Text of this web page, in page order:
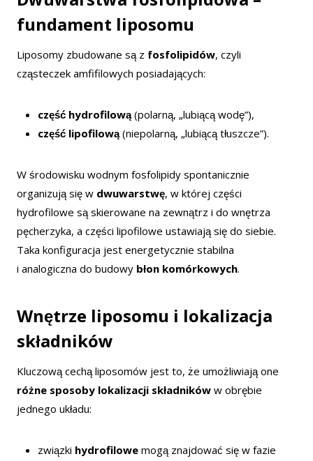
fundament liposomu
Liposomy zbudowane są z fosfolipidów, czyli
cząsteczek amfifilowych posiadających:
część hydrofilową(polarną, „lubiącą wodę”),
część lipofilową(niepolarną, „lubiącą tłuszcze”).
W środowisku wodnym fosfolipidy spontanicznie
organizują się w dwuwarstwę, w której części
hydrofilowe są skierowane na zewnątrz i do wnętrza
pęcherzyka, a części lipofilowe ustawiają się do siebie.
Taka konfiguracja jest energetycznie stabilna
i analogiczna do budowy błon komórkowych.
Wnętrze liposomu i lokalizacja
składników
Kluczową cechą liposomów jest to, że umożliwiają one
różne sposoby lokalizacji składników w obrębie
jednego układu:
związki hydrofilowe mogą znajdować się w fazie